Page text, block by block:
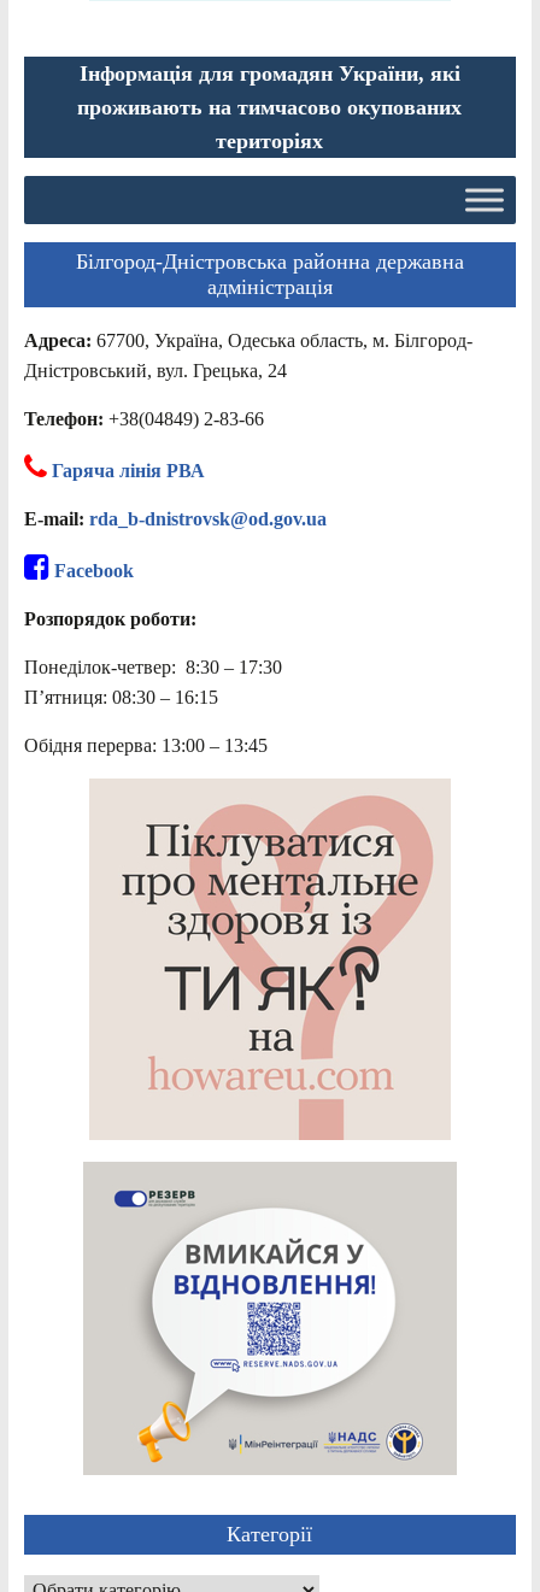
Інформація для громадян України, які
проживають на тимчасово окупованих
територіях
Білгород-Дністровська районна державна
адміністрація
Адреса: 67700, Україна, Одеська область, м. Білгород-
Дністровський, вул. Грецька, 24
Телефон: +38(04849) 2-83-66
Гаряча лінія РВА
E-mail: rda_b-dnistrovsk@od.gov.ua
Facebook
Розпорядок роботи:
Понеділок-четвер: 8:30 – 17:30
П’ятниця: 08:30 – 16:15
Обідня перерва: 13:00 – 13:45
Категорії